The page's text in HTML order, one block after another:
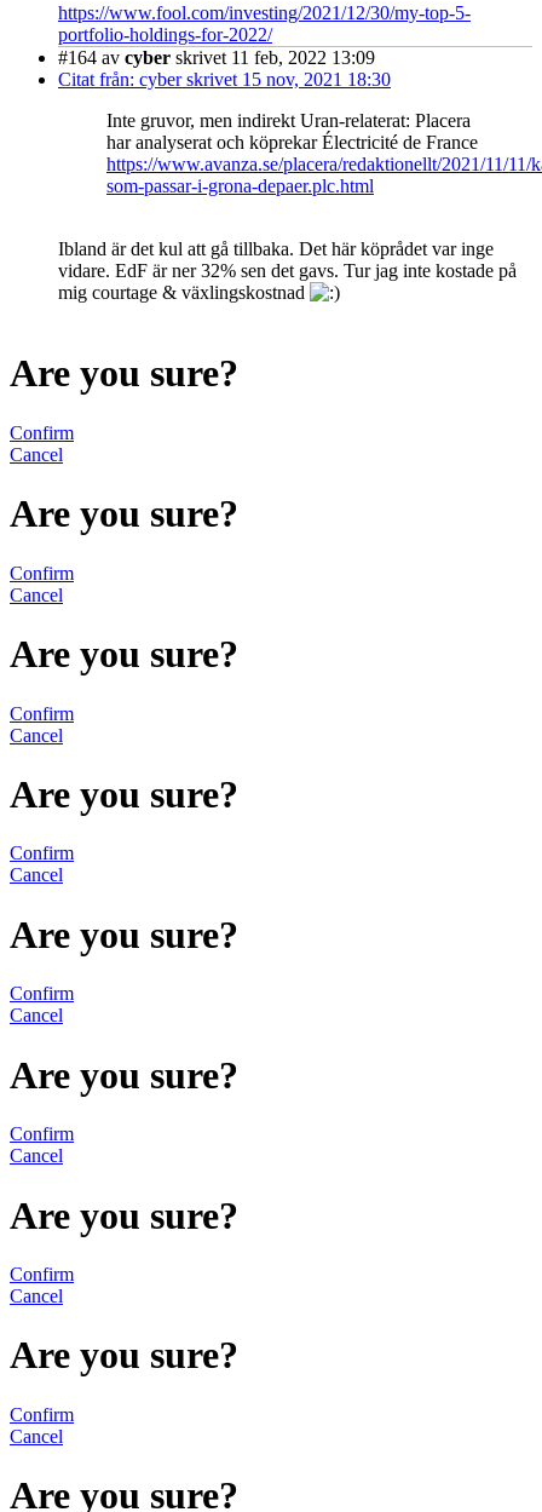
https://www.fool.com/investing/2021/12/30/my-top-5-
portfolio-holdings-for-2022/
#164 av cyber skrivet 11 feb, 2022 13:09
Citat från: cyber skrivet 15 nov, 2021 18:30
Inte gruvor, men indirekt Uran-relaterat: Placera
har analyserat och köprekar Électricité de France
https://www.avanza.se/placera/redaktionellt/2021/11/11/
som-passar-i-grona-depaer.plc.html
Ibland är det kul att gå tillbaka. Det här köprådet var inge
vidare. EdF är ner 32% sen det gavs. Tur jag inte kostade på
mig courtage & växlingskostnad
Are you sure?
Confirm
Cancel
Are you sure?
Confirm
Cancel
Are you sure?
Confirm
Cancel
Are you sure?
Confirm
Cancel
Are you sure?
Confirm
Cancel
Are you sure?
Confirm
Cancel
Are you sure?
Confirm
Cancel
Are you sure?
Confirm
Cancel
Are you sure?